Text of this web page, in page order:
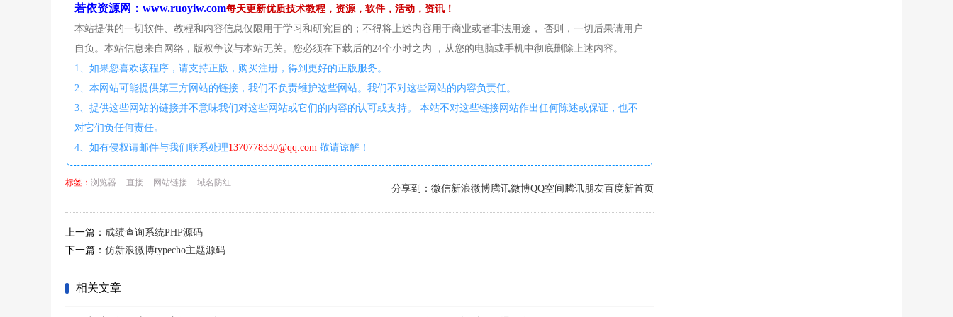
若依资源网：www.ruoyiw.com每天更新优质技术教程，资源，软件，活动，资讯！
本站提供的一切软件、教程和内容信息仅限用于学习和研究目的；不得将上述内容用于商业或者非法用途， 否则，一切后果请用户
自负。本站信息来自网络，版权争议与本站无关。您必须在下载后的24个小时之内 ，从您的电脑或手机中彻底删除上述内容。
1、如果您喜欢该程序，请支持正版，购买注册，得到更好的正版服务。
2、本网站可能提供第三方网站的链接，我们不负责维护这些网站。我们不对这些网站的内容负责任。
3、提供这些网站的链接并不意味我们对这些网站或它们的内容的认可或支持。 本站不对这些链接网站作出任何陈述或保证，也不
对它们负任何责任。
4、如有侵权请邮件与我们联系处理1370778330@qq.com 敬请谅解！
标签： 浏览器 直接 网站链接 域名防红
分享到： 微信新浪微博腾讯微博QQ空间 腾讯朋友百度新首页
上一篇： 成绩查询系统PHP源码
下一篇： 仿新浪微博typecho主题源码
相关文章